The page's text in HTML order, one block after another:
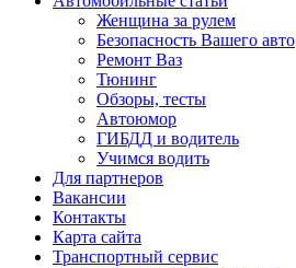
Женщина за рулем
Безопасность Вашего авто
Ремонт Ваз
Тюнинг
Обзоры, тесты
Автоюмор
ГИБДД и водитель
Учимся водить
Для партнеров
Вакансии
Контакты
Карта сайта
Транспортный сервис